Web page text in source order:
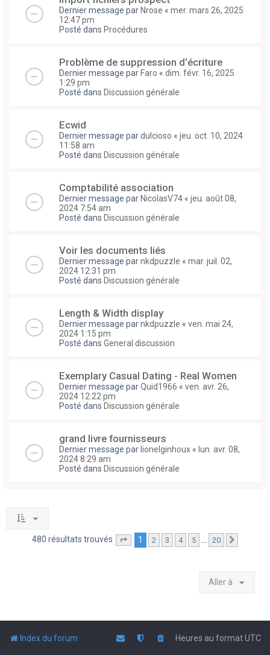
Dernier message par Nrose « mer. mars 26, 2025
12:47 pm
Posté dans Procédures
Problème de suppression d'écriture
Dernier message par Faro « dim. févr. 16, 2025
1:29 pm
Posté dans Discussion générale
Ecwid
Dernier message pardulcioso « jeu. oct. 10, 2024
11:58 am
Posté dans Discussion générale
Comptabilité association
Dernier message par NicolasV74 « jeu. août 08,
2024 7:54 am
Posté dans Discussion générale
Voir les documents liés
Dernier message parnkdpuzzle « mar. juil. 02,
2024 12:31 pm
Posté dans Discussion générale
Length & Width display
Dernier message parnkdpuzzle « ven. mai 24,
2024 1:15 pm
Posté dans General discussion
Exemplary Сasual Dating - Real Women
Dernier message parQuid1966 « ven. avr. 26,
2024 12:22 pm
Posté dans Discussion générale
grand livre fournisseurs
Dernier message par lionelginhoux « lun. avr. 08,
2024 8:29 am
Posté dans Discussion générale
480 résultats trouvés Page sur20
1 2 3 4 5 … 20
Aller à
Index du forum Heures au formatUTC